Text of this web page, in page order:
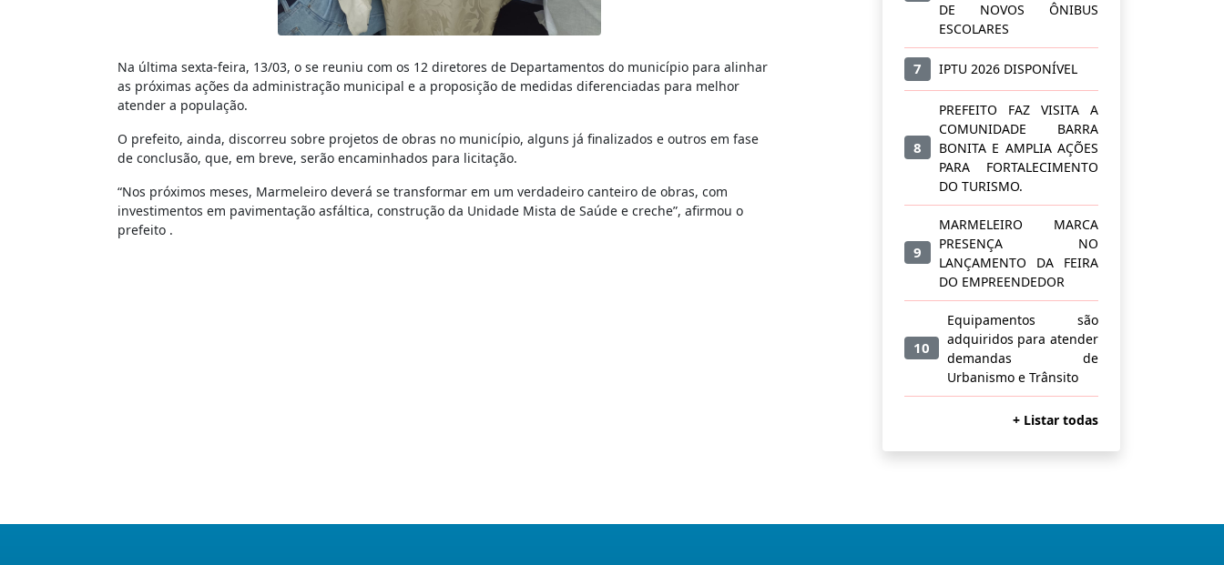
Na última sexta-feira, 13/03, o se reuniu com os 12 diretores de Departamentos do município para alinhar
as próximas ações da administração municipal e a proposição de medidas diferenciadas para melhor
atender a população.
O prefeito, ainda, discorreu sobre projetos de obras no município, alguns já finalizados e outros em fase
de conclusão, que, em breve, serão encaminhados para licitação.
“Nos próximos meses, Marmeleiro deverá se transformar em um verdadeiro canteiro de obras, com
investimentos em pavimentação asfáltica, construção da Unidade Mista de Saúde e creche”, afirmou o
prefeito .
DE NOVOS ÔNIBUS
ESCOLARES
7 IPTU 2026 DISPONÍVEL
8
PREFEITO FAZ VISITA A
COMUNIDADE BARRA
BONITA E AMPLIA AÇÕES
PARA FORTALECIMENTO
DO TURISMO.
9
MARMELEIRO MARCA
PRESENÇA NO
LANÇAMENTO DA FEIRA
DO EMPREENDEDOR
10
Equipamentos são
adquiridos para atender
demandas de
Urbanismo e Trânsito
+ Listar todas